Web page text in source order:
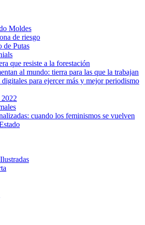
Moldes
de riesgo
de Putas
que resiste a la forestación
al mundo: tierra para las que la trabajan
para ejercer más y mejor periodismo
cuando los feminismos se vuelven